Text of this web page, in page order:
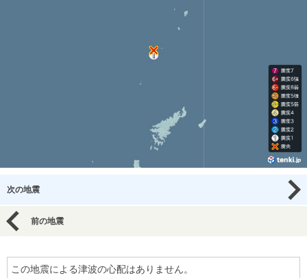
次の地震
前の地震
この地震による津波の心配はありません。